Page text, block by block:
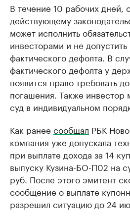
В течение 10 рабочих дней,
действующему
может исполнить
инвесторами и не допустить
фактического дефолта. В
фактического дефолта у
появится право требовать
погашения. Также инвестор
суд в индивидуальном
Как ранее сообщал РБК
компания уже допускала
при выплате дохода за 14
выпуску Кузина-БО-П02 на
руб. После этого эмитент
сообщение о выплате
разрешил ситуацию до 24